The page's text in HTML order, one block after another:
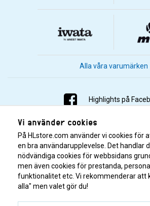
Alla våra varumärken
Highlights på
Highlights på
Highlights på
Highlights på
Vi använder cookies
På HLstore.com använder vi cookies för
en bra användarupplevelse. Det handlar
nödvändiga cookies för webbsidans
men även cookies för prestanda,
funktionalitet etc. Vi rekommenderar att
alla" men valet gör du!